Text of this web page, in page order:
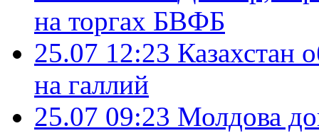
на торгах БВФБ
25.07 12:23 Казахстан
на галлий
25.07 09:23 Молдова